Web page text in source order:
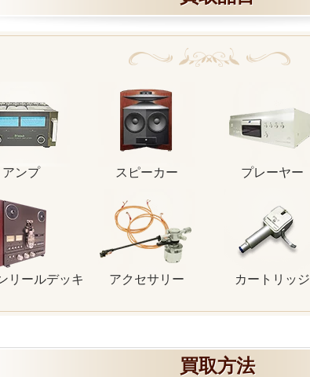
アンプ スピーカー プレーヤー
リールデッキ アクセサリー カートリッジ
買取方法